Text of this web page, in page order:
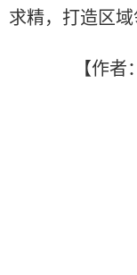
求精，打造区域
【作